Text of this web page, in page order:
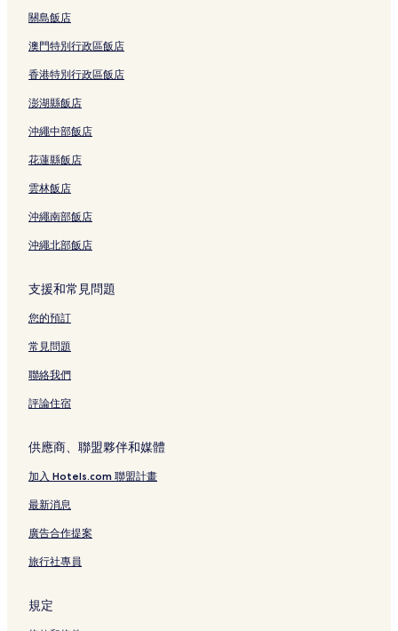
馬蹄海灘 5 星級飯店
美特蘭 4 星級飯店
Salamander 灣 2 星級飯店
關島飯店
澳門特別行政區飯店
香港特別行政區飯店
澎湖縣飯店
沖繩中部飯店
花蓮縣飯店
雲林飯店
沖繩南部飯店
沖繩北部飯店
支援和常見問題
您的預訂
常見問題
聯絡我們
評論住宿
供應商、聯盟夥伴和媒體
加入 Hotels.com 聯盟計畫
最新消息
廣告合作提案
旅行社專員
規定